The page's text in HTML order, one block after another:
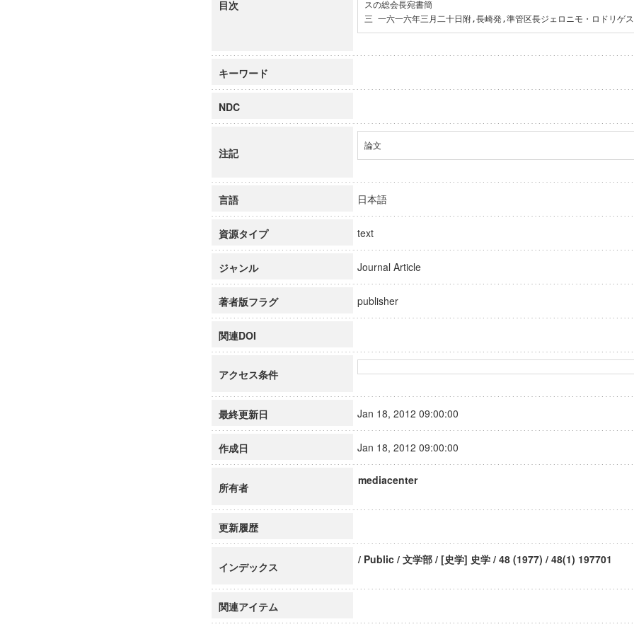
目次
スの総会長宛書簡
三 一六一六年三月二十日附,長崎発,準管区長ジェロニモ・ロドリゲ
キーワード
NDC
注記
論文
言語 日本語
資源タイプ text
ジャンル Journal Article
著者版フラグ publisher
関連DOI
アクセス条件
最終更新日 Jan 18, 2012 09:00:00
作成日 Jan 18, 2012 09:00:00
所有者
mediacenter
更新履歴
インデックス
/ Public / 文学部 / [史学] 史学 / 48 (1977) / 48(1) 197701
関連アイテム